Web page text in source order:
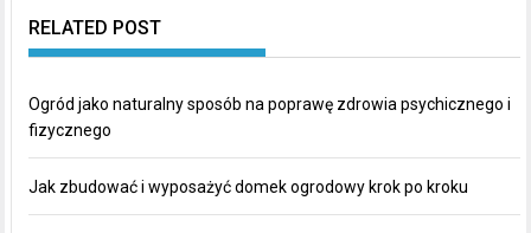
RELATED POST
Ogród jako naturalny sposób na poprawę zdrowia psychicznego i
fizycznego
Jak zbudować i wyposażyć domek ogrodowy krok po kroku